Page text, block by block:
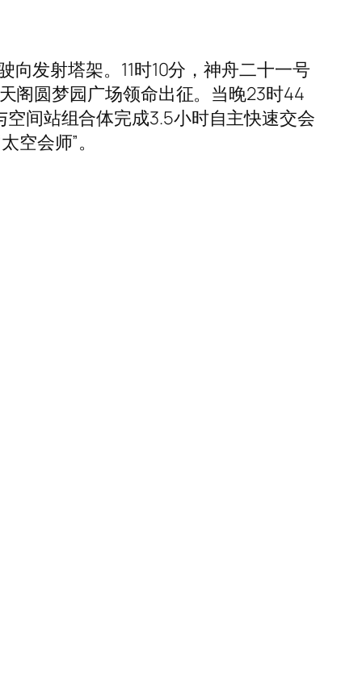
发射塔架。11时10分，神舟二十一号
阁圆梦园广场领命出征。当晚23时44
间站组合体完成3.5小时自主快速交会
空会师”。